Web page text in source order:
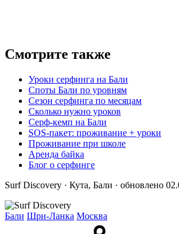
Смотрите также
Уроки серфинга на Бали
Споты Бали по уровням
Сезон серфинга по месяцам
Сколько нужно уроков
Серф-кемп на Бали
SOS-пакет: проживание + уроки
Проживание при школе
Аренда байка
Блог о серфинге
Surf Discovery · Кута, Бали · обновлено
Бали Шри-Ланка Москва